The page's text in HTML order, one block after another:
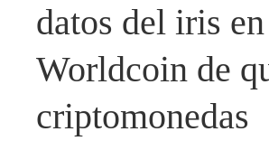
datos del iris en
Worldcoin de
criptomonedas